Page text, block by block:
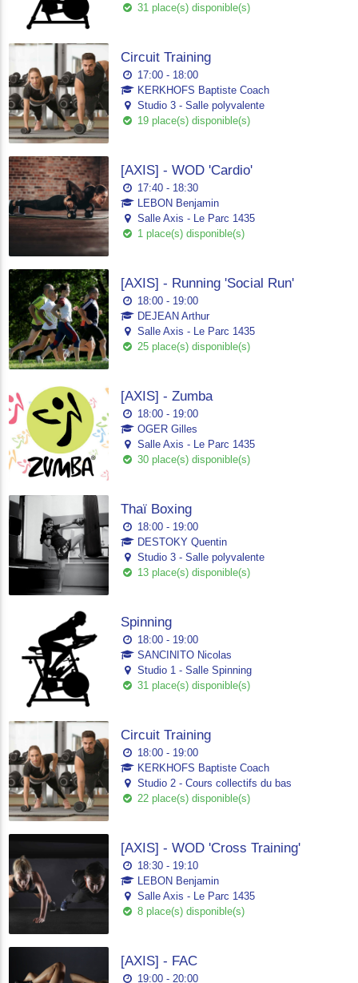
31 place(s) disponible(s)
Circuit Training
17:00 - 18:00
KERKHOFS Baptiste Coach
Studio 3 - Salle polyvalente
19 place(s) disponible(s)
[AXIS] - WOD 'Cardio'
17:40 - 18:30
LEBON Benjamin
Salle Axis - Le Parc 1435
1 place(s) disponible(s)
[AXIS] - Running 'Social Run'
18:00 - 19:00
DEJEAN Arthur
Salle Axis - Le Parc 1435
25 place(s) disponible(s)
[AXIS] - Zumba
18:00 - 19:00
OGER Gilles
Salle Axis - Le Parc 1435
30 place(s) disponible(s)
Thaï Boxing
18:00 - 19:00
DESTOKY Quentin
Studio 3 - Salle polyvalente
13 place(s) disponible(s)
Spinning
18:00 - 19:00
SANCINITO Nicolas
Studio 1 - Salle Spinning
31 place(s) disponible(s)
Circuit Training
18:00 - 19:00
KERKHOFS Baptiste Coach
Studio 2 - Cours collectifs du bas
22 place(s) disponible(s)
[AXIS] - WOD 'Cross Training'
18:30 - 19:10
LEBON Benjamin
Salle Axis - Le Parc 1435
8 place(s) disponible(s)
[AXIS] - FAC
19:00 - 20:00